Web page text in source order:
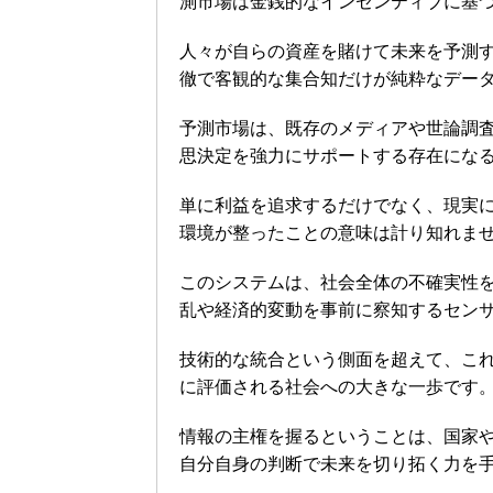
人々が自らの資産を賭けて未来を予測
徹で客観的な集合知だけが純粋なデー
予測市場は、既存のメディアや世論調
思決定を強力にサポートする存在にな
単に利益を追求するだけでなく、現実
環境が整ったことの意味は計り知れま
このシステムは、社会全体の不確実性
乱や経済的変動を事前に察知するセン
技術的な統合という側面を超えて、こ
に評価される社会への大きな一歩です
情報の主権を握るということは、国家
自分自身の判断で未来を切り拓く力を